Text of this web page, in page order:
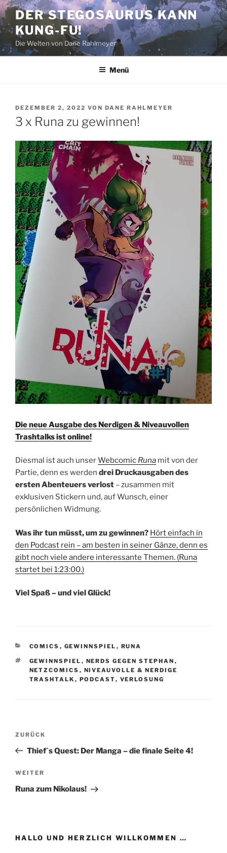
Zum
Inhalt
springen
DER STEGOSAURUS KANN
KUNG-FU!
Die Welten von Dane Rahlmeyer
Menü
VERÖFFENTLICHT
AM
DEZEMBER 2, 2022 VON DANE RAHLMEYER
3 x Runa zu gewinnen!
Die neue Ausgabe des Nerdigen & Niveauvollen
Trashtalks ist online!
Diesmal ist auch unserWebcomic Runa mit von der
Partie, denn es werden drei Druckausgaben des
ersten Abenteuers verlost – zusammen mit
exklusiven Stickern und, auf Wunsch, einer
persönlichen Widmung.
Was ihr tun müsst, um zu gewinnen? Hört einfach in
den Podcast rein – am besten in seiner Gänze, denn es
gibt noch viele andere interessante Themen. (Runa
startet bei 1:23:00.)
Viel Spaß – und viel Glück!
KATEGORIEN
COMICS , GEWINNSPIEL , RUNA
SCHLAGWÖRTER
GEWINNSPIEL , NERDS GEGEN STEPHAN ,
NETZCOMICS , NIVEAUVOLLE & NERDIGE
TRASHTALK , PODCAST, VERLOSUNG
Beitragsnavigation
Vorheriger
Beitrag
ZURÜCK
Thief´s Quest: Der Manga – die finale Seite 4!
Nächster
Beitrag
WEITER
Runa zum Nikolaus!
HALLO UND HERZLICH WILLKOMMEN …